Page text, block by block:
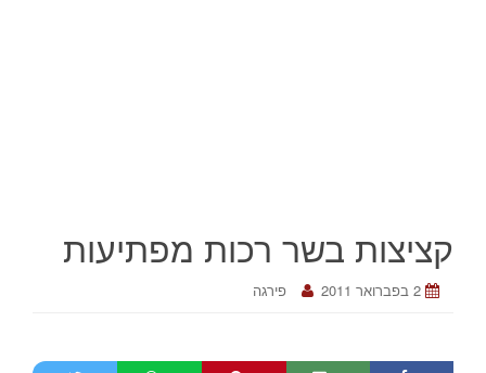
קציצות בשר רכות מפתיעות
2 בפברואר 2011 פירגה